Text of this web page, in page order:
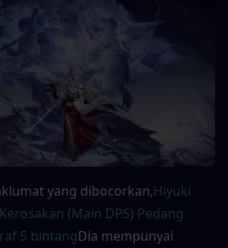
yang dibocorkan,Hiyuki
(Main DPS) Pedang
5 bintangDia mempunyai